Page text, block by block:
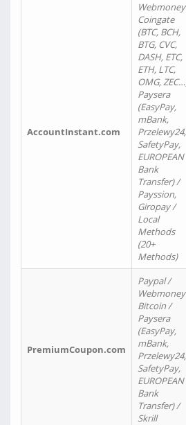
AccountInstant.com
Coingate
(BTC, BCH,
BTG, CVC,
DASH, ETC,
ETH, LTC,
OMG,
Paysera
(EasyPay,
mBank,
Przelewy24,
SafetyPay,
EUROPEAN
Bank
Transfer) /
Payssion,
Giropay /
Local
Methods
(20+
Methods)
PremiumCoupon.com
Paypal /
Bitcoin /
Paysera
(EasyPay,
mBank,
Przelewy24,
SafetyPay,
EUROPEAN
Bank
Transfer) /
Skrill